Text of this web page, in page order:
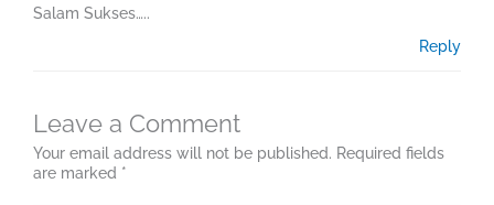
Salam Sukses…..
Reply
Leave a Comment
Your email address will not be published. Required fields
are marked *